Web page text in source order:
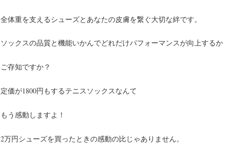
全体重を支えるシューズとあなたの皮膚を繋ぐ大切な絆です。
ソックスの品質と機能いかんでどれだけパフォーマンスが向上するか
ご存知ですか？
定価が1800円もするテニスソックスなんて
もう感動しますよ！
2万円シューズを買ったときの感動の比じゃありません。